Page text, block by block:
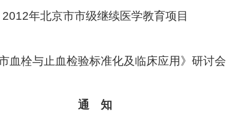
2012年北京市市级继续医学教育项目
市血栓与止血检验标准化及临床应用》研讨会
通 知